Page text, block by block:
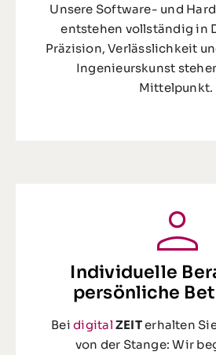
Unsere Software- und
entstehen vollständig in
Präzision, Verlässlichkeit
Ingenieurskunst
Mittelpunkt.
Individuelle
persönliche
Beidigital ZEITerhalten
von der Stange: Wir